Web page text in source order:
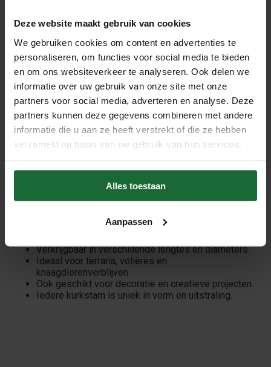
Deze website maakt gebruik van cookies
We gebruiken cookies om content en advertenties te
personaliseren, om functies voor social media te bieden
en om ons websiteverkeer te analyseren. Ook delen we
informatie over uw gebruik van onze site met onze
partners voor social media, adverteren en analyse. Deze
partners kunnen deze gegevens combineren met andere
informatie die u aan ze heeft verstrekt of die ze hebben
verzameld op basis van uw gebruik van hun services.
Alles toestaan
Aanpassen
knaagdieren is kurkschors een populaire toevoeging aan
het verblijf.
Een uniek natuurproduct
Omdat ronde kurkschors een natuurproduct is, verschillen
alle stammen in vorm, kleur en structuur. Juist deze
natuurlijke variatie zorgt voor een authentieke uitstraling.
Heeft u een voorkeur voor een bepaalde lengte of
diameter? Dan kunt u dit tijdens het bestellen als
opmerking doorgeven. Wij zoeken vervolgens een stam
die hier zo goed mogelijk bij past, al kunnen exacte
afmetingen niet worden gegarandeerd.
Waarom kiezen voor ronde kurkschors?
Verkrijgbaar in verschillende lengtes en diameters.
Ideaal voor terraria, volières en
knaagdierenverblijven.
Ook geschikt voor decoratie en creatieve projecten.
Iedere kurkstam is uniek in vorm en uitstraling.